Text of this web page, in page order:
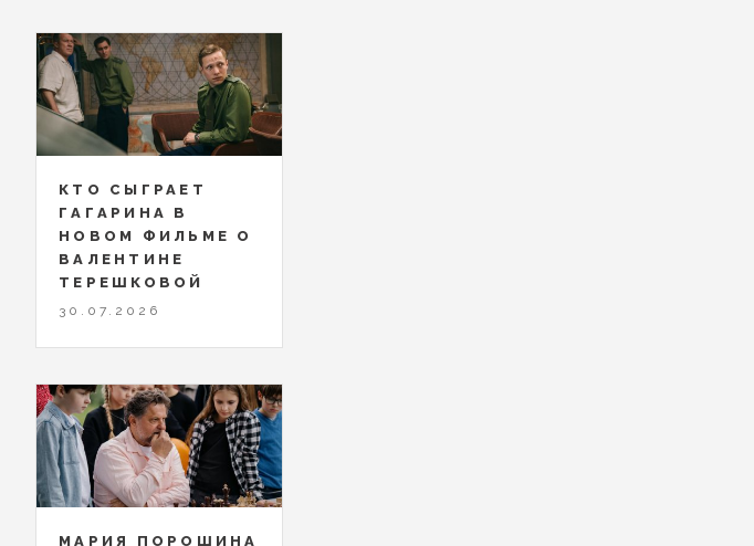
КТО СЫГРАЕТ
ГАГАРИНА В
НОВОМ ФИЛЬМЕ О
ВАЛЕНТИНЕ
ТЕРЕШКОВОЙ
30.07.2026
МАРИЯ ПОРОШИНА